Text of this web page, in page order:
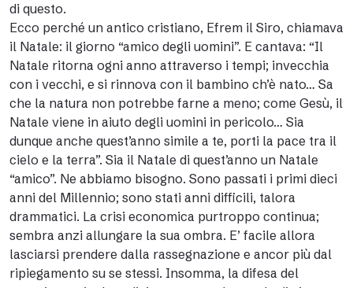
di questo.
Ecco perché un antico cristiano, Efrem il Siro, chiamava
il Natale: il giorno “amico degli uomini”. E cantava: “Il
Natale ritorna ogni anno attraverso i tempi; invecchia
con i vecchi, e si rinnova con il bambino ch’è nato… Sa
che la natura non potrebbe farne a meno; come Gesù, il
Natale viene in aiuto degli uomini in pericolo… Sia
dunque anche quest’anno simile a te, porti la pace tra il
cielo e la terra”. Sia il Natale di quest’anno un Natale
“amico”. Ne abbiamo bisogno. Sono passati i primi dieci
anni del Millennio; sono stati anni difficili, talora
drammatici. La crisi economica purtroppo continua;
sembra anzi allungare la sua ombra. E’ facile allora
lasciarsi prendere dalla rassegnazione e ancor più dal
ripiegamento su se stessi. Insomma, la difesa del